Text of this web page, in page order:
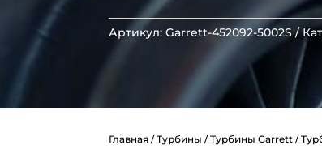
Артикул:Garrett-452092-5002S
Главная /Турбины /Турбины Garrett /